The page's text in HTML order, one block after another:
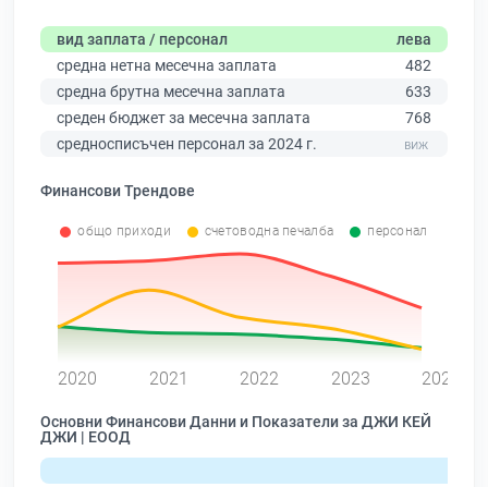
вид заплата / персонал
лева
средна нетна месечна заплата
482
средна брутна месечна заплата
633
среден бюджет за месечна заплата
768
средносписъчен персонал за 2024 г.
Финансови Трендове
общо приходи счетоводна печалба персонал
2020 2021 2022 2023 2024
Основни Финансови Данни и Показатели за ДЖИ КЕЙ
ДЖИ | ЕООД